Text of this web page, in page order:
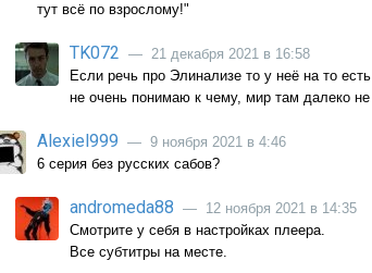
тут всё по взрослому!"
TK072 — 21 декабря 2021 в 16:58
Если речь про Элинализе то у неё на то
не очень понимаю к чему, мир там далеко
Alexiel999 — 9 ноября 2021 в 4:46
6 серия без русских сабов?
andromeda88 — 12 ноября 2021 в 14:35
Смотрите у себя в настройках плеера.
Все субтитры на месте.